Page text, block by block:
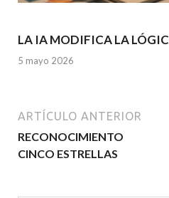
LA IA MODIFICA LA
5 mayo 2026
ARTÍCULO ANTERIOR
RECONOCIMIENTO
CINCO ESTRELLAS